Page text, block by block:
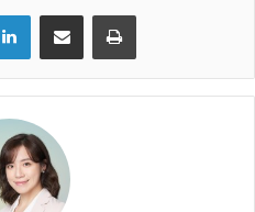
LinkedInShare via Email Print